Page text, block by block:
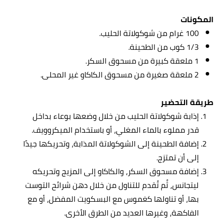
المكونات
100 غرام من شوكولاتة الحليب.
1/3 كوب من الطحينة.
1 ملعقة كبيرة من مسحوق السكر.
2 ملعقة صغيرة من مسحوق الكاكاو غير المحلى.
طريقة التحضير
إذابة شوكولاتة الحليب من خلال وضعها بوعاء بداخل
قدر مملوء بالماء المغلي، أو باستخدام الميكروويف.
إضافة الطحينة إلى الشوكولاتة المذابة، وتحريكها جيدًا
إلى أن تمتزج.
إضافة مسحوق السكر، والكاكاو إلى المزيج وتحريكه
ليتجانس، ثُم تُقدم للتناول من خلال دهن شرائح التوست
بها، أو تناولها كغموس مع البسكويت المفضل، أو مع
الفاكهة، وغيرها العديد من الطرق الأخرى.